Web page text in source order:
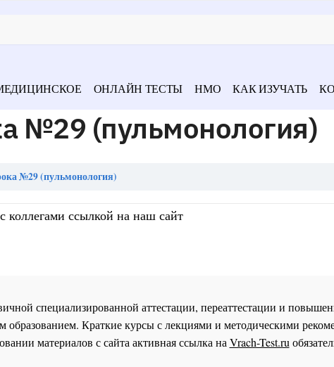
ОНЛАЙН ТЕСТЫ НМО КАК ИЗУЧАТЬ
№29 (пульмонология)
№29 (пульмонология)
коллегами ссылкой на наш сайт
специализированной аттестации, переаттестации и
Краткие курсы с лекциями и методическими
материалов с сайта активная ссылка на Vrach-Test.ru